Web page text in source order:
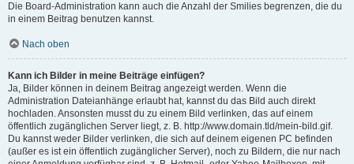
Die Board-Administration kann auch die Anzahl der Smilies begrenzen, die du
in einem Beitrag benutzen kannst.
Nach oben
Kann ich Bilder in meine Beiträge einfügen?
Ja, Bilder können in deinem Beitrag angezeigt werden. Wenn die
Administration Dateianhänge erlaubt hat, kannst du das Bild auch direkt
hochladen. Ansonsten musst du zu einem Bild verlinken, das auf einem
öffentlich zugänglichen Server liegt, z. B. http://www.domain.tld/mein-bild.gif.
Du kannst weder Bilder verlinken, die sich auf deinem eigenen PC befinden
(außer es ist ein öffentlich zugänglicher Server), noch zu Bildern, die nur nach